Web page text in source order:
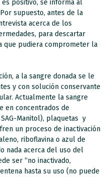
positivo, se informa al
supuesto, antes de la
acerca de los
para descartar
que pudiera comprometer la
a la sangre donada se le
y con solución conservante
Actualmente la sangre
en concentrados de
Manitol), plaquetas y
un proceso de inactivación
riboflavina o azul de
nada acerca del uso del
ser “no inactivado,
hasta su uso (no puede